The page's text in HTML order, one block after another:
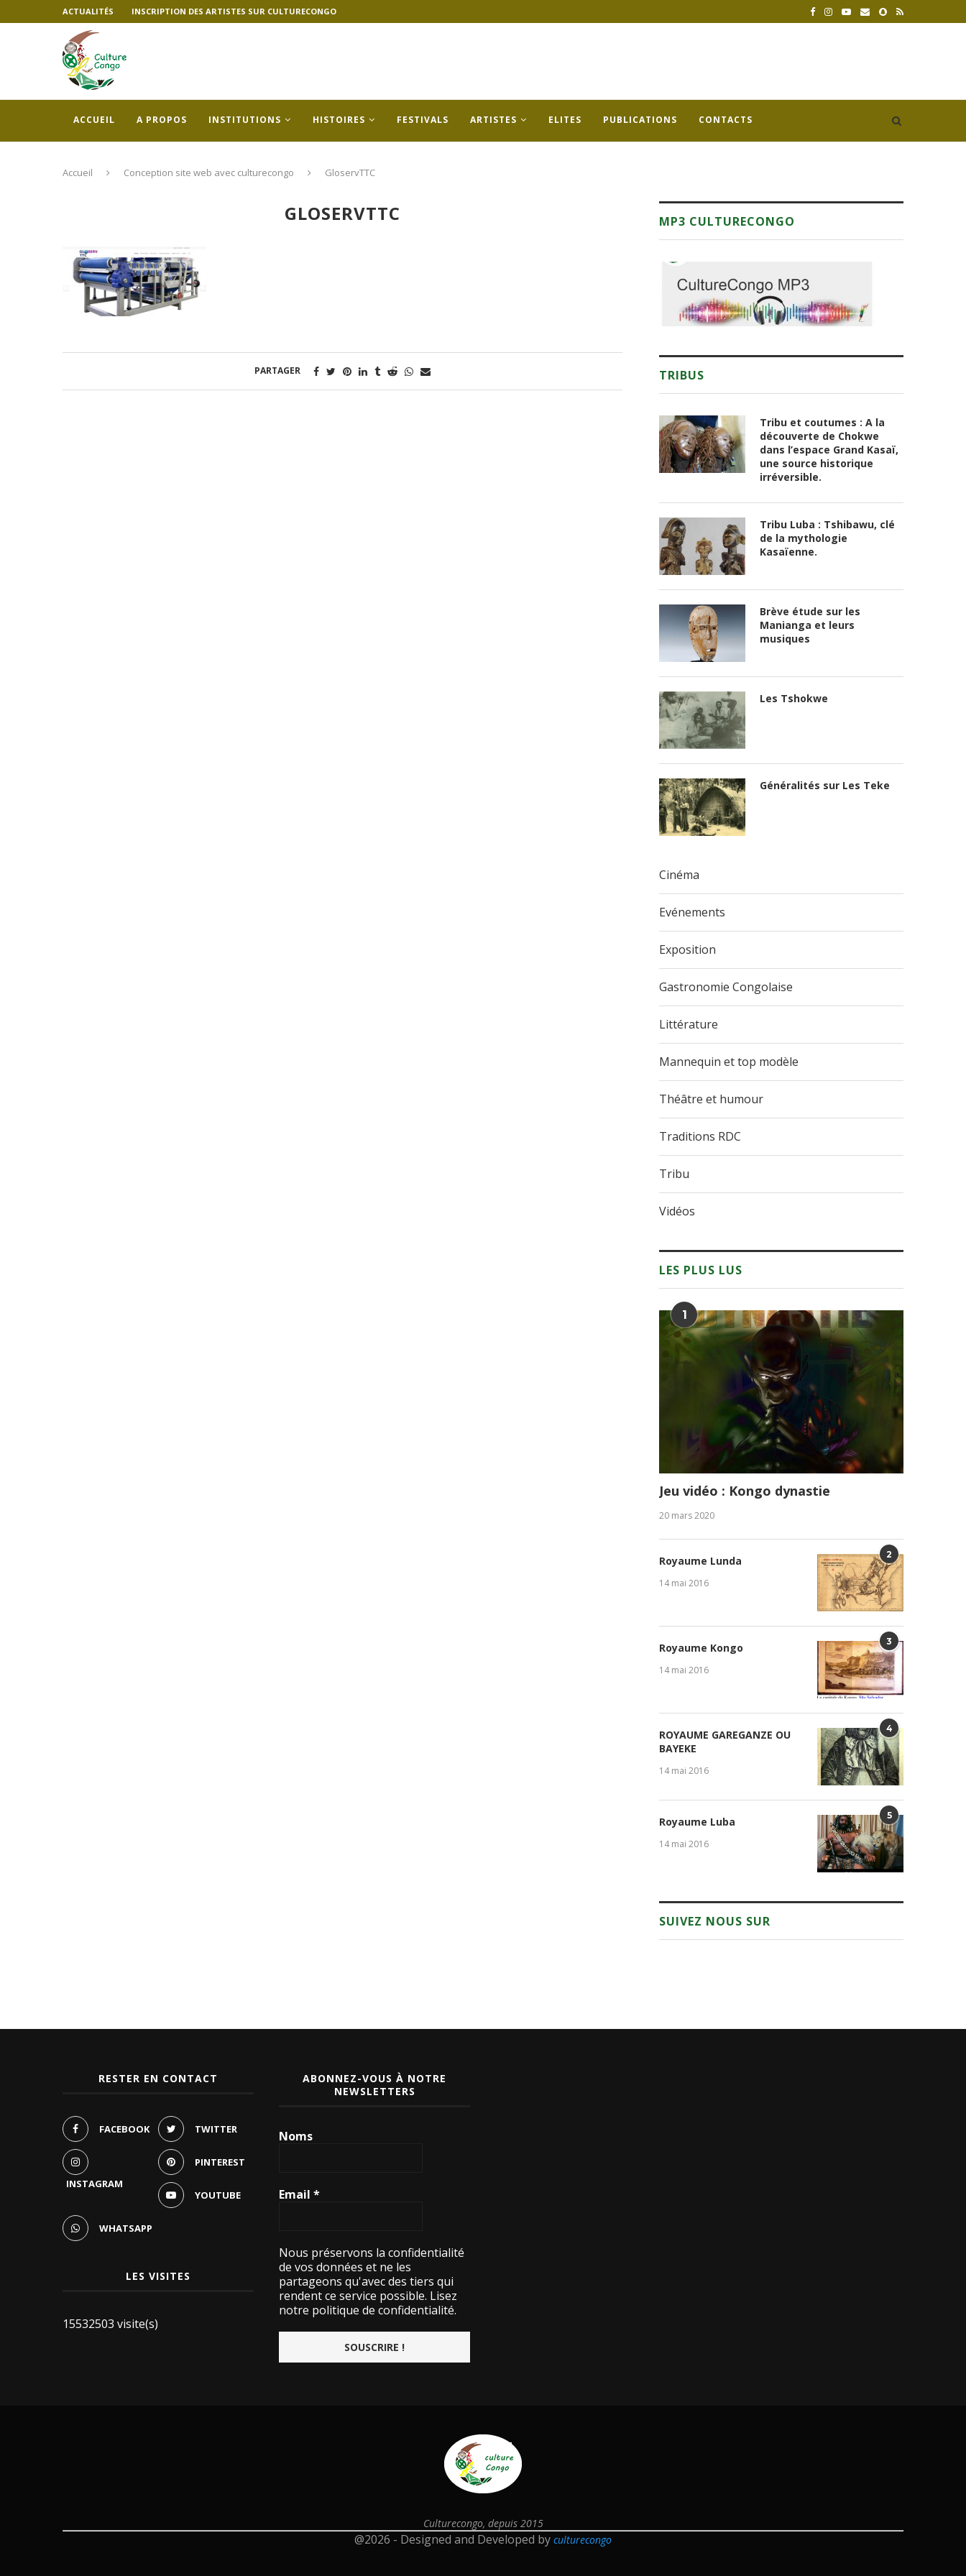
ACTUALITÉS INSCRIPTION DES ARTISTES SUR CULTURECONGO
ACCUEIL A PROPOS INSTITUTIONS HISTOIRES FESTIVALS ARTISTES ELITES PUBLICATIONS CONTACTS
Accueil Conception site web avec culturecongo GloservTTC
GLOSERVTTC
PARTAGER
MP3 CULTURECONGO
TRIBUS
Tribu et coutumes : A la
découverte de Chokwe
dans l’espace Grand Kasaï,
une source historique
irréversible.
Tribu Luba : Tshibawu, clé
de la mythologie
Kasaïenne.
Brève étude sur les
Manianga et leurs
musiques
Les Tshokwe
Généralités sur Les Teke
Cinéma
Evénements
Exposition
Gastronomie Congolaise
Littérature
Mannequin et top modèle
Théâtre et humour
Traditions RDC
Tribu
Vidéos
LES PLUS LUS
1
Jeu vidéo : Kongo dynastie
20 mars 2020
2
Royaume Lunda
14 mai 2016
3
Royaume Kongo
14 mai 2016
4
ROYAUME GAREGANZE OU
BAYEKE
14 mai 2016
5
Royaume Luba
14 mai 2016
SUIVEZ NOUS SUR
RESTER EN CONTACT
FACEBOOK TWITTER
INSTAGRAM
PINTEREST
YOUTUBE
WHATSAPP
LES VISITES
15532503 visite(s)
ABONNEZ-VOUS À NOTRE
NEWSLETTERS
Noms
Email*
Nous préservons la confidentialité
de vos données et ne les
partageons qu'avec des tiers qui
rendent ce service possible. Lisez
notre politique de confidentialité.
Culturecongo, depuis 2015
@2026 - Designed and Developed by culturecongo